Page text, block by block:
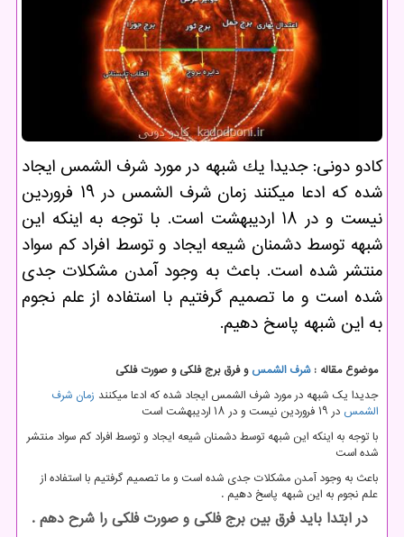
كادو دونی: جدیدا یك شبهه در مورد شرف الشمس ایجاد
شده كه ادعا میكنند زمان شرف الشمس در ۱۹ فروردین
نیست و در ۱۸ اردیبهشت است. با توجه به اینكه این
شبهه توسط دشمنان شیعه ایجاد و توسط افراد كم سواد
منتشر شده است. باعث به وجود آمدن مشكلات جدی
شده است و ما تصمیم گرفتیم با استفاده از علم نجوم
به این شبهه پاسخ دهیم.
موضوع مقاله :شرف الشمسو فرق برج فلکی و صورت فلکی
جدیدا یک شبهه در مورد شرف الشمس ایجاد شده که ادعا میکنند زمان شرف
الشمس در ۱۹ فروردین نیست و در ۱۸ اردیبهشت است
با توجه به اینکه این شبهه توسط دشمنان شیعه ایجاد و توسط افراد کم سواد منتشر
شده است
باعث به وجود آمدن مشکلات جدی شده است و ما تصمیم گرفتیم با استفاده از
علم نجوم به این شبهه پاسخ دهیم .
در ابتدا باید فرق بین برج فلکی و صورت فلکی را شرح دهم .